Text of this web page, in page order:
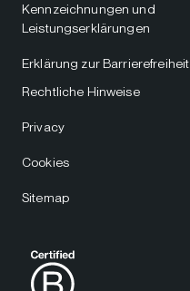
Kennzeichnungen und
Leistungserklärungen
Erklärung zur Barrierefreiheit
Rechtliche Hinweise
Privacy
Cookies
Sitemap